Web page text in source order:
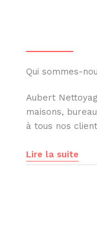
Qui sommes-
Aubert
maisons,
à tous nos
Lire la suite